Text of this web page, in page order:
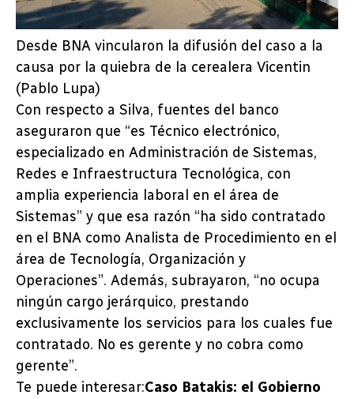
Desde BNA vincularon la difusión del caso a la
causa por la quiebra de la cerealera Vicentin
(Pablo Lupa)
Con respecto a Silva, fuentes del banco
aseguraron que “es Técnico electrónico,
especializado en Administración de Sistemas,
Redes e Infraestructura Tecnológica, con
amplia experiencia laboral en el área de
Sistemas” y que esa razón “ha sido contratado
en el BNA como Analista de Procedimiento en el
área de Tecnología, Organización y
Operaciones”. Además, subrayaron, “no ocupa
ningún cargo jerárquico, prestando
exclusivamente los servicios para los cuales fue
contratado. No es gerente y no cobra como
gerente”.
Te puede interesar:Caso Batakis: el Gobierno